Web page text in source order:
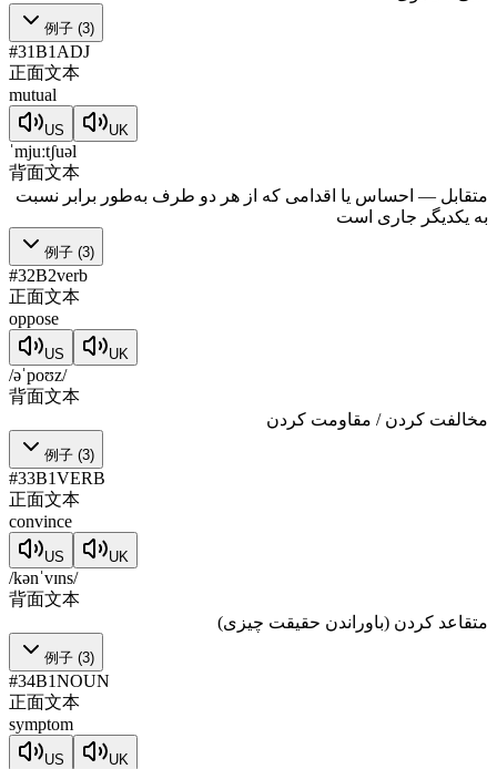
例子 (3)
#31B1 ADJ
正面文本
mutual
US UK
ˈmjuːtʃuəl
背面文本
متقابل — احساس یا اقدامی که از هر دو طرف به‌طور برابر نسبت
به یکدیگر جاری است
例子 (3)
#32B2verb
正面文本
oppose
US UK
/əˈpoʊz/
背面文本
مخالفت کردن / مقاومت کردن
例子 (3)
#33B1VERB
正面文本
convince
US UK
/kənˈvɪns/
背面文本
متقاعد کردن (باوراندن حقیقت چیزی)
例子 (3)
#34B1NOUN
正面文本
symptom
US UK